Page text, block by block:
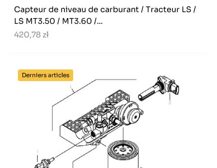
Capteur de niveau de carburant / Tracteur LS /
LS MT3.50 / MT3.60 /...
420,78 zł
Derniers articles